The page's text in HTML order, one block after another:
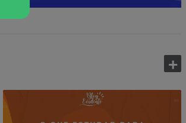
será de 41,5 milhões de pessoas. Prepare-
se para esse mercado agora mesmo!
+